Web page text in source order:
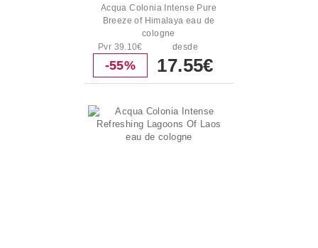
Acqua Colonia Intense Pure
Breeze of Himalaya eau de
cologne
Pvr 39.10€
-55%
desde
17.55€